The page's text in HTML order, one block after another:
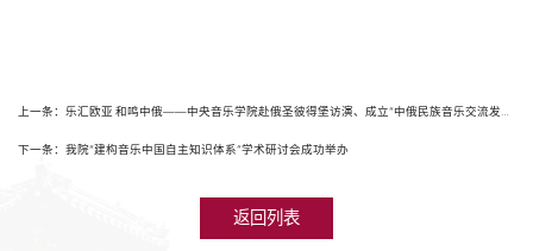
下一条：我院“建构音乐中国自主知识体系”学术研讨会成功举办
返回列表